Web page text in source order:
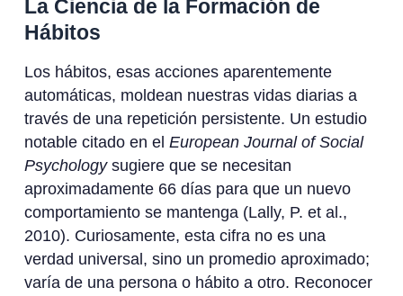
La Ciencia de la Formación de
Hábitos
Los hábitos, esas acciones aparentemente
automáticas, moldean nuestras vidas diarias a
través de una repetición persistente. Un estudio
notable citado en el European Journal of Social
Psychologysugiere que se necesitan
aproximadamente 66 días para que un nuevo
comportamiento se mantenga (Lally, P. et al.,
2010). Curiosamente, esta cifra no es una
verdad universal, sino un promedio aproximado;
varía de una persona o hábito a otro. Reconocer